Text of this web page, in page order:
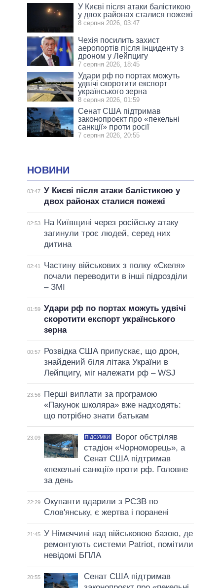
У Києві після атаки балістикою
у двох районах сталися пожежі
8 серпня 2026, 03:47
Чехія посилить захист
аеропортів після інциденту з
дроном у Лейпцигу
7 серпня 2026, 18:45
Удари рф по портах можуть
удвічі скоротити експорт
українського зерна
8 серпня 2026, 01:59
Сенат США підтримав
законопроєкт про «пекельні
санкції» проти росії
7 серпня 2026, 20:55
НОВИНИ
03:47 У Києві після атаки балістикою у
двох районах сталися пожежі
02:53
На Київщині через російську атаку
загинули троє людей, серед них
дитина
02:41
Частину військових з полку «Скеля»
почали переводити в інші підрозділи
– ЗМІ
01:59 Удари рф по портах можуть удвічі
скоротити експорт українського
зерна
00:57
Розвідка США припускає, що дрон,
знайдений біля літака України в
Лейпцигу, міг належати рф – WSJ
23:56
Перші виплати за програмою
«Пакунок школяра» вже надходять:
що потрібно знати батькам
23:09 ПІДСУМКИ
Ворог обстріляв
стадіон «Чорноморець», а
Сенат США підтримав
«пекельні санкції» проти рф. Головне
за день
22:29 Окупанти вдарили з РСЗВ по
Слов'янську, є жертва і поранені
21:45 У Німеччині над військовою базою, де
ремонтують системи Patriot, помітили
невідомі БПЛА
20:55
Сенат США підтримав